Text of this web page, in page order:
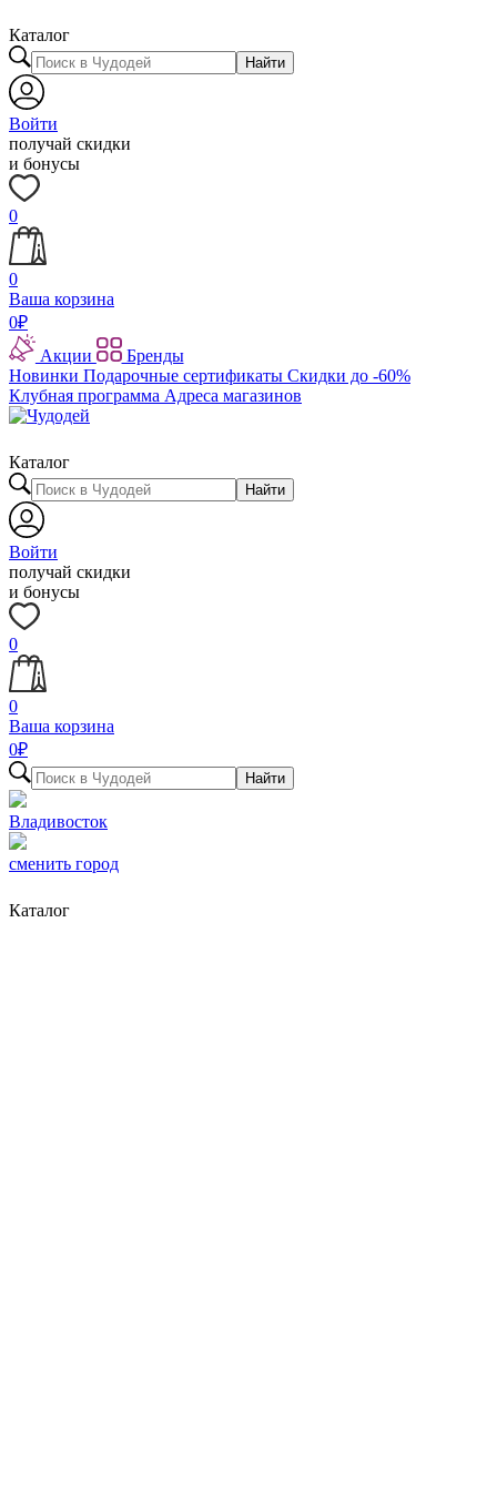
Каталог
Найти
Войти
получай скидки
и бонусы
0
0
Ваша корзина
0₽
Акции
Бренды
Новинки Подарочные сертификаты Скидки до -60%
Клубная программа Адреса магазинов
Каталог
Найти
Войти
получай скидки
и бонусы
0
0
Ваша корзина
0₽
Найти
Владивосток
сменить город
Каталог